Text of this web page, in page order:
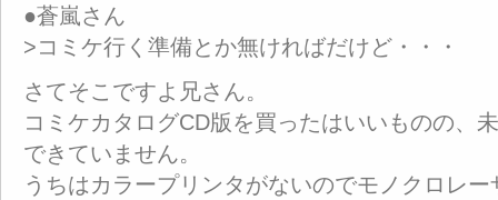
●蒼嵐さん
>コミケ行く準備とか無ければだけど・・・
さてそこですよ兄さん。
コミケカタログCD版を買ったはいいものの、
できていません。
うちはカラープリンタがないのでモノクロレ